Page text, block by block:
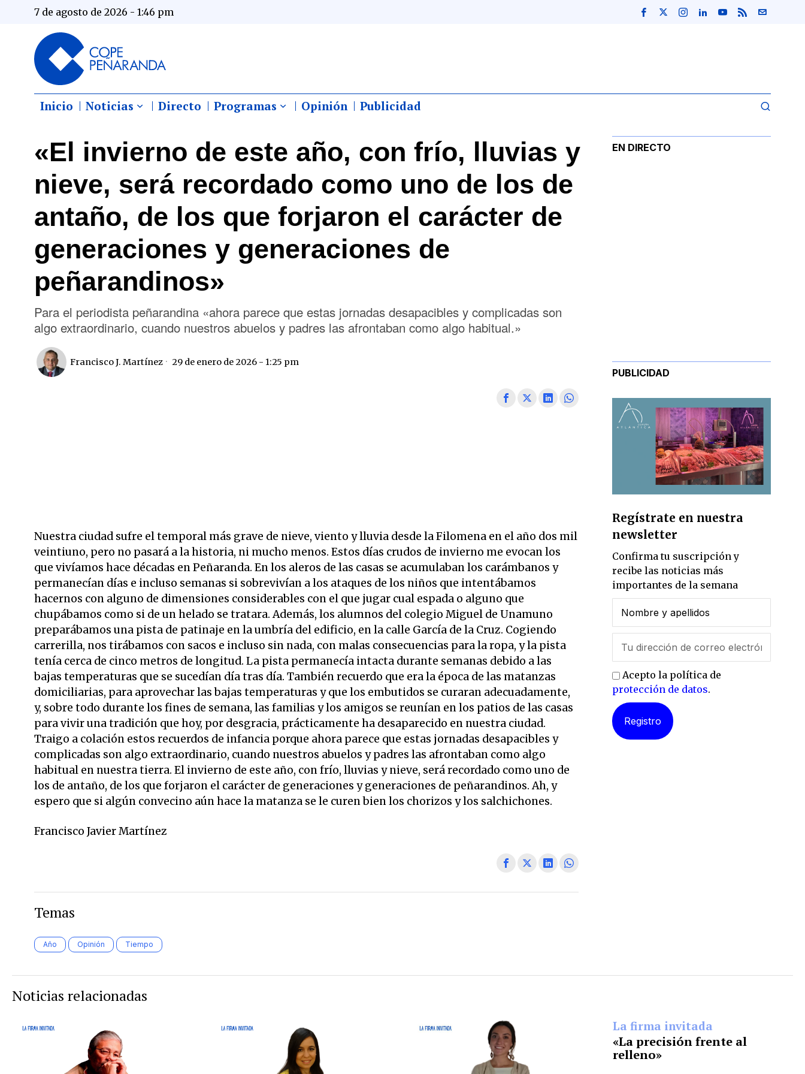
7 de agosto de 2026 - 1:46 pm
Inicio Noticias Directo Programas Opinión Publicidad
«El invierno de este año, con frío, lluvias y
nieve, será recordado como uno de los de
antaño, de los que forjaron el carácter de
generaciones y generaciones de
peñarandinos»
Para el periodista peñarandina «ahora parece que estas jornadas desapacibles y complicadas son
algo extraordinario, cuando nuestros abuelos y padres las afrontaban como algo habitual.»
Francisco J. Martínez 29 de enero de 2026 - 1:25 pm
Nuestra ciudad sufre el temporal más grave de nieve, viento y lluvia desde la Filomena en el año dos mil
veintiuno, pero no pasará a la historia, ni mucho menos. Estos días crudos de invierno me evocan los
que vivíamos hace décadas en Peñaranda. En los aleros de las casas se acumulaban los carámbanos y
permanecían días e incluso semanas si sobrevivían a los ataques de los niños que intentábamos
hacernos con alguno de dimensiones considerables con el que jugar cual espada o alguno que
chupábamos como si de un helado se tratara. Además, los alumnos del colegio Miguel de Unamuno
preparábamos una pista de patinaje en la umbría del edificio, en la calle García de la Cruz. Cogiendo
carrerilla, nos tirábamos con sacos e incluso sin nada, con malas consecuencias para la ropa, y la pista
tenía cerca de cinco metros de longitud. La pista permanecía intacta durante semanas debido a las
bajas temperaturas que se sucedían día tras día. También recuerdo que era la época de las matanzas
domiciliarias, para aprovechar las bajas temperaturas y que los embutidos se curaran adecuadamente,
y, sobre todo durante los fines de semana, las familias y los amigos se reunían en los patios de las casas
para vivir una tradición que hoy, por desgracia, prácticamente ha desaparecido en nuestra ciudad.
Traigo a colación estos recuerdos de infancia porque ahora parece que estas jornadas desapacibles y
complicadas son algo extraordinario, cuando nuestros abuelos y padres las afrontaban como algo
habitual en nuestra tierra. El invierno de este año, con frío, lluvias y nieve, será recordado como uno de
los de antaño, de los que forjaron el carácter de generaciones y generaciones de peñarandinos. Ah, y
espero que si algún convecino aún hace la matanza se le curen bien los chorizos y los salchichones.
Francisco Javier Martínez
Temas
Año Opinión Tiempo
EN DIRECTO
PUBLICIDAD
Regístrate en nuestra
newsletter
Confirma tu suscripción y
recibe las noticias más
importantes de la semana
Acepto la política de
protección de datos.
Noticias relacionadas
La firma invitada
«La precisión frente al
relleno»